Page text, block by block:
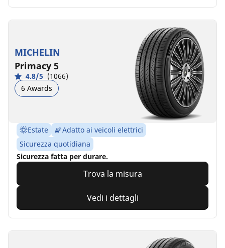
MICHELIN
Primacy 5
4.8/5 (1066)
6 Awards
Estate
Adatto ai veicoli elettrici
Sicurezza quotidiana
Sicurezza fatta per durare.
Trova la misura
Vedi i dettagli